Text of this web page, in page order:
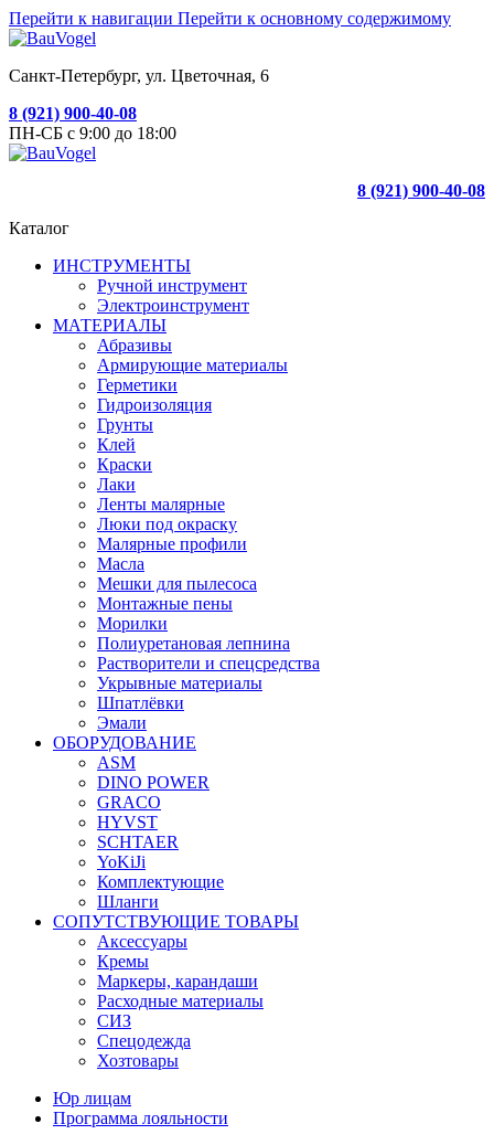
Перейти к навигации Перейти к основному содержимому
Санкт-Петербург, ул. Цветочная, 6
8 (921) 900-40-08
ПН-СБ с 9:00 до 18:00
8 (921) 900-40-08
Каталог
ИНСТРУМЕНТЫ
Ручной инструмент
Электроинструмент
МАТЕРИАЛЫ
Абразивы
Армирующие материалы
Герметики
Гидроизоляция
Грунты
Клей
Краски
Лаки
Ленты малярные
Люки под окраску
Малярные профили
Масла
Мешки для пылесоса
Монтажные пены
Морилки
Полиуретановая лепнина
Растворители и спецсредства
Укрывные материалы
Шпатлёвки
Эмали
ОБОРУДОВАНИЕ
ASM
DINO POWER
GRACO
HYVST
SCHTAER
YoKiJi
Комплектующие
Шланги
СОПУТСТВУЮЩИЕ ТОВАРЫ
Аксессуары
Кремы
Маркеры, карандаши
Расходные материалы
СИЗ
Спецодежда
Хозтовары
Юр лицам
Программа лояльности